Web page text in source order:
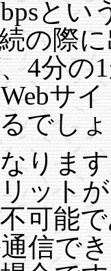
とい
の際
4分の
サ
でし
りま
ット
可能
信で